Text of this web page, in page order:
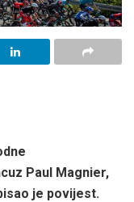
Paul Magnier,
je povijest.